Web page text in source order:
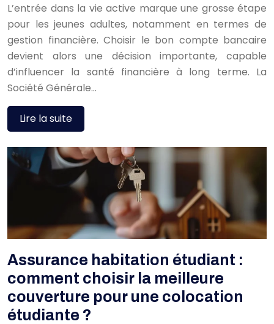
L’entrée dans la vie active marque une grosse étape
pour les jeunes adultes, notamment en termes de
gestion financière. Choisir le bon compte bancaire
devient alors une décision importante, capable
d’influencer la santé financière à long terme. La
Société Générale…
Lire la suite
Assurance habitation étudiant :
comment choisir la meilleure
couverture pour une colocation
étudiante ?